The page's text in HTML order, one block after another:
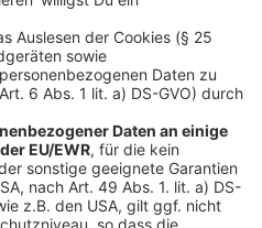
einen Mann gesehen,
Täters passt? Wer weiß
es sich um den Täter
die Polizei in
der Rufnummer 02056